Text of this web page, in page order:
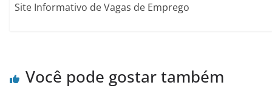
Site Informativo de Vagas de Emprego
Você pode gostar também